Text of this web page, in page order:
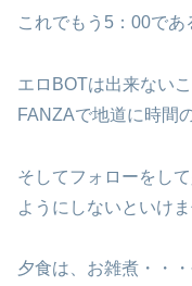
これでもう5：00であ
エロBOTは出来ない
FANZAで地道に時間
そしてフォローをし
ようにしないといけま
夕食は、お雑煮・・